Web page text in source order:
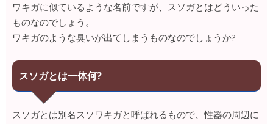
ワキガに似ているような名前ですが、スソガとはどういった
ものなのでしょう。
ワキガのような臭いが出てしまうものなのでしょうか?
スソガとは一体何?
スソガとは別名スソワキガと呼ばれるもので、性器の周辺に